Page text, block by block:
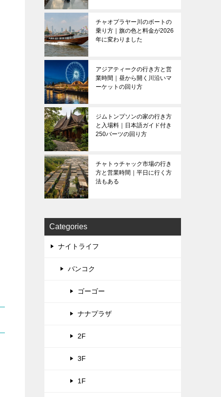
チャオプラヤー川のボートの
乗り方｜旗の色と料金が2026
年に変わりました
アジアティークの行き方と営
業時間｜昼から開く川沿いマ
ーケットの回り方
ジムトンプソンの家の行き方
と入場料｜日本語ガイド付き
250バーツの回り方
チャトゥチャック市場の行き
方と営業時間｜平日に行く方
法もある
Categories
ナイトライフ
バンコク
ゴーゴー
ナナプラザ
2F
3F
1F